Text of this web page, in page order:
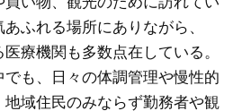
ふれる場所にありながら、
療機関も多数点在している。
も、日々の体調管理や慢性的
域住民のみならず勤務者や観